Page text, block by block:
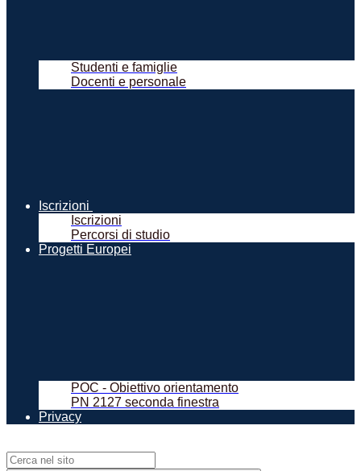
Studenti e famiglie
Docenti e personale
Iscrizioni
Iscrizioni
Percorsi di studio
Progetti Europei
POC - Obiettivo orientamento
PN 2127 seconda finestra
Privacy